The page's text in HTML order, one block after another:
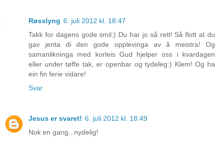
Røsslyng 6. juli 2012 kl. 18:47
Takk for dagens gode smil:) Du har jo så rett! Så flott at du
gav jenta di den gode opplevinga av å meistra! Og
samanlikninga med korleis Gud hjelper oss i kvardagen
eller under tøffe tak, er openbar og tydeleg:) Klem! Og ha
ein fin ferie vidare!
Svar
Jesus er svaret! 6. juli 2012 kl. 18:49
Nok en gang...nydelig!